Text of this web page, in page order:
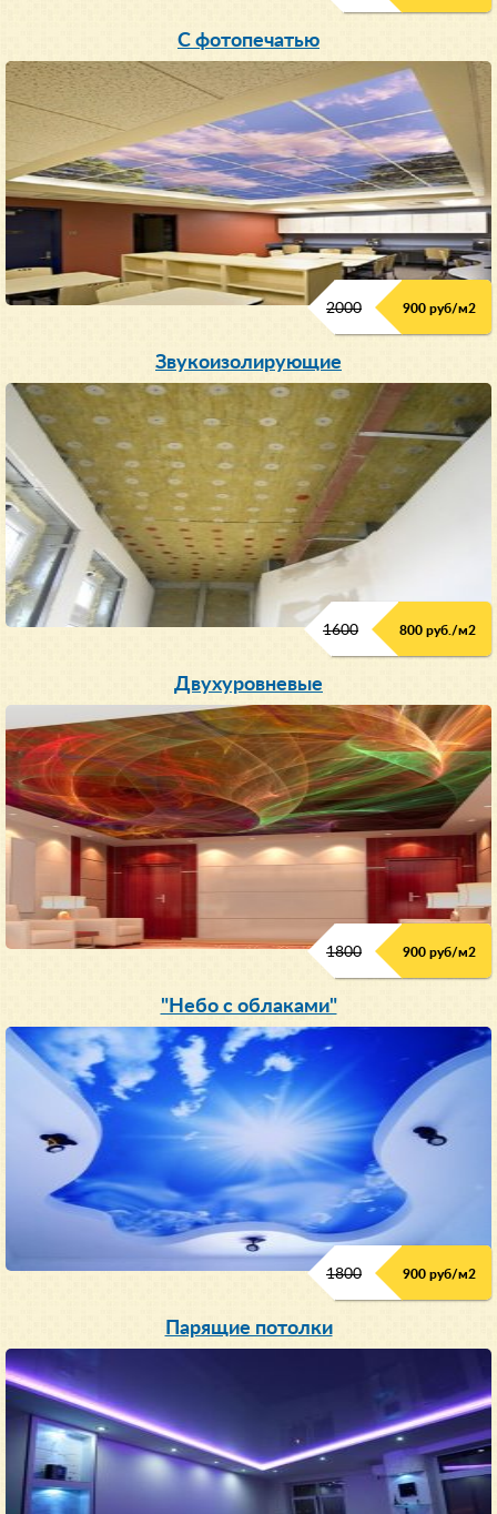
С фотопечатью
2000 900 руб/м2
Звукоизолирующие
1600 800 руб./м2
Двухуровневые
1800 900 руб/м2
"Небо с облаками"
1800 900 руб/м2
Парящие потолки